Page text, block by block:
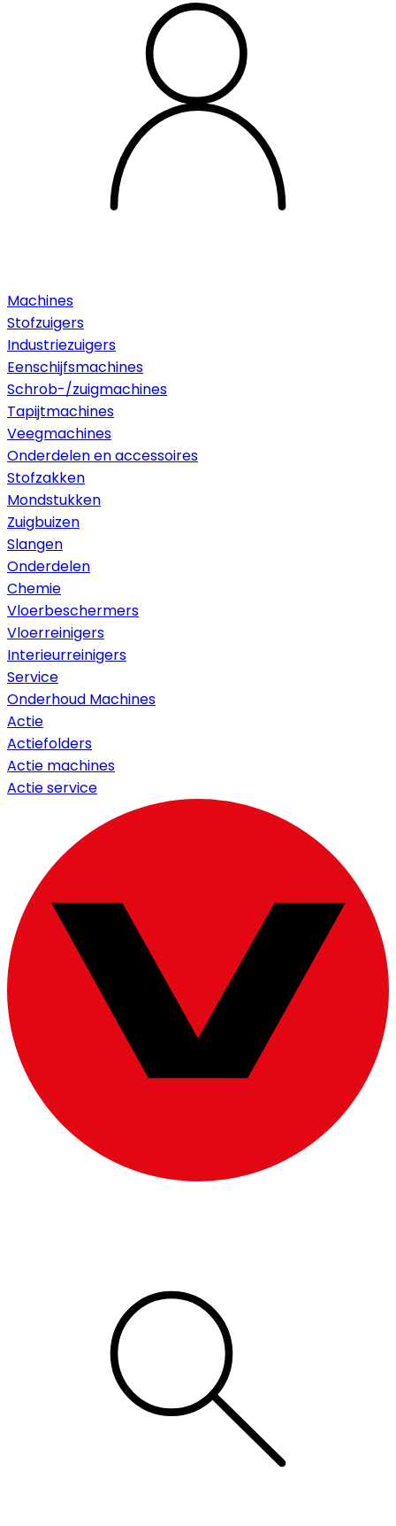
Machines
Stofzuigers
Industriezuigers
Eenschijfsmachines
Schrob-/zuigmachines
Tapijtmachines
Veegmachines
Onderdelen en accessoires
Stofzakken
Mondstukken
Zuigbuizen
Slangen
Onderdelen
Chemie
Vloerbeschermers
Vloerreinigers
Interieurreinigers
Service
Onderhoud Machines
Actie
Actiefolders
Actie machines
Actie service